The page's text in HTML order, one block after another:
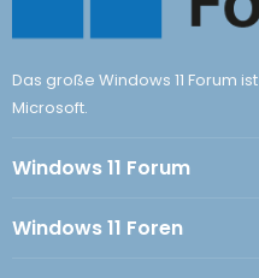
Das große Windows 11 Forum ist
Microsoft.
Windows 11 Forum
Windows 11 Foren